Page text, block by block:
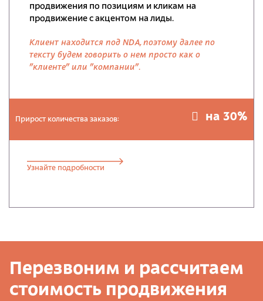
продвижения по позициям и кликам на
продвижение с акцентом на лиды.
Клиент находится под NDA, поэтому далее по
тексту будем говорить о нем просто как о
"клиенте" или "компании".
Прирост количества заказов: на 30%
Узнайте подробности
Перезвоним и рассчитаем
стоимость продвижения